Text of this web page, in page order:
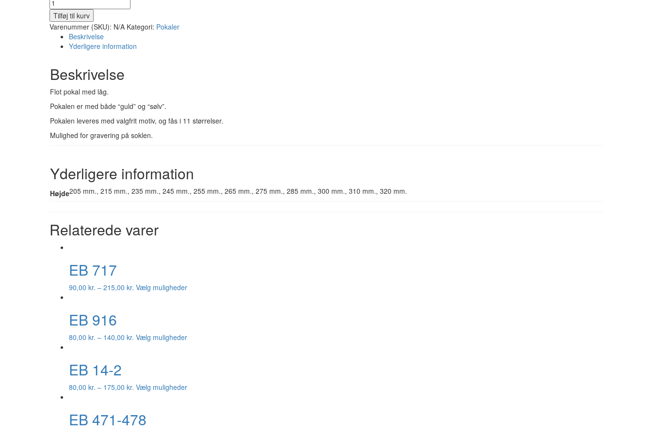
174
antal
Tilføj til kurv
Varenummer (SKU): N/A Kategori: Pokaler
Beskrivelse
Yderligere information
Beskrivelse
Flot pokal med låg.
Pokalen er med både “guld” og “sølv”.
Pokalen leveres med valgfrit motiv, og fås i 11 størrelser.
Mulighed for gravering på soklen.
Yderligere information
Højde205 mm., 215 mm., 235 mm., 245 mm., 255 mm., 265 mm., 275 mm., 285 mm., 300 mm., 310 mm., 320 mm.
Relaterede varer
EB 717
90,00 kr. – 215,00 kr. Vælg muligheder
EB 916
80,00 kr. – 140,00 kr. Vælg muligheder
EB 14-2
80,00 kr. – 175,00 kr. Vælg muligheder
EB 471-478